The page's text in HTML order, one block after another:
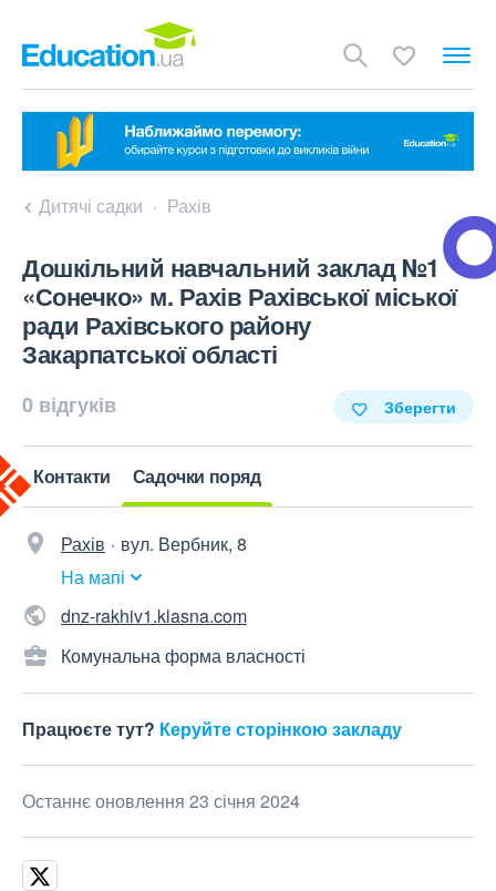
Дитячі садки Рахів
Дошкільний навчальний заклад №1
«Сонечко» м. Рахів Рахівської міської
ради Рахівського району
Закарпатської області
0 відгуків Зберегти
Контакти Садочки поряд
Рахів
вул. Вербник, 8
На мапі
dnz-rakhiv1.klasna.com
Комунальна форма власності
Працюєте тут? Керуйте сторінкою закладу
Останнє оновлення 23 січня 2024